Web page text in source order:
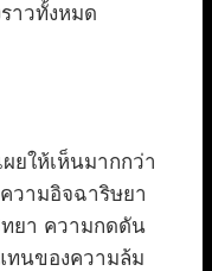
าวทั้งหมด
ยให้เห็นมากกว่า
วามอิจฉาริษยา
ยา ความกดดัน
ทนของความล้ม